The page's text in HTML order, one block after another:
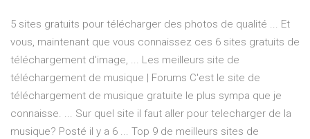
5 sites gratuits pour télécharger des photos de qualité ... Et
vous, maintenant que vous connaissez ces 6 sites gratuits de
téléchargement d'image, ... Les meilleurs site de
téléchargement de musique | Forums C'est le site de
téléchargement de musique gratuite le plus sympa que je
connaisse. ... Sur quel site il faut aller pour telecharger de la
musique? Posté il y a 6 ... Top 9 de meilleurs sites de